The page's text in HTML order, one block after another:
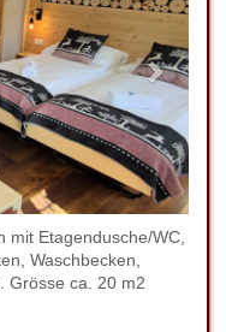
mit Etagendusche/WC,
Waschbecken,
Grösse ca. 20 m2